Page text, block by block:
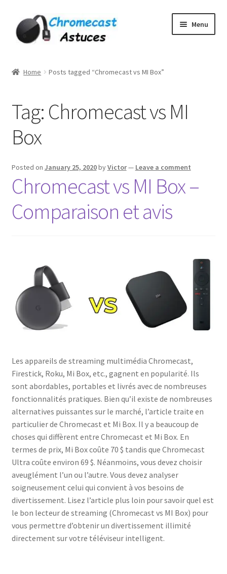
Skip
to
navigation
Skip
to
content
Menu
Cart
Checkout
Contact
Gang Sheet Builder Test
My account
Politique de confidentialité
Politique des cookies
Shop
Home Posts tagged “Chromecast vs MI Box”
Tag: Chromecast vs MI
Box
Posted on January 25, 2020byVictor— Leave a comment
Chromecast vs MI Box –
Comparaison et avis
Les appareils de streaming multimédia Chromecast,
Firestick, Roku, Mi Box, etc., gagnent en popularité. Ils
sont abordables, portables et livrés avec de nombreuses
fonctionnalités pratiques. Bien qu’il existe de nombreuses
alternatives puissantes sur le marché, l’article traite en
particulier de Chromecast et Mi Box. Il y a beaucoup de
choses qui diffèrent entre Chromecast et Mi Box. En
termes de prix, Mi Box coûte 70 $ tandis que Chromecast
Ultra coûte environ 69 $. Néanmoins, vous devez choisir
aveuglément l’un ou l’autre. Vous devez analyser
soigneusement celui qui convient à vos besoins de
divertissement. Lisez l’article plus loin pour savoir quel est
le bon lecteur de streaming (Chromecast vs MI Box) pour
vous permettre d’obtenir un divertissement illimité
directement sur votre téléviseur intelligent.